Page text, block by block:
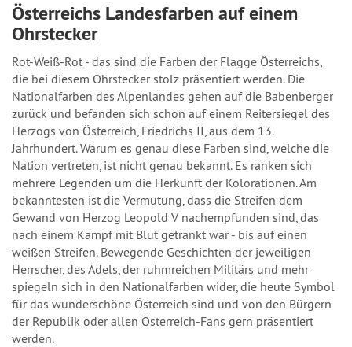
Österreichs Landesfarben auf einem
Ohrstecker
Rot-Weiß-Rot - das sind die Farben der Flagge Österreichs,
die bei diesem Ohrstecker stolz präsentiert werden. Die
Nationalfarben des Alpenlandes gehen auf die Babenberger
zurück und befanden sich schon auf einem Reitersiegel des
Herzogs von Österreich, Friedrichs II, aus dem 13.
Jahrhundert. Warum es genau diese Farben sind, welche die
Nation vertreten, ist nicht genau bekannt. Es ranken sich
mehrere Legenden um die Herkunft der Kolorationen. Am
bekanntesten ist die Vermutung, dass die Streifen dem
Gewand von Herzog Leopold V nachempfunden sind, das
nach einem Kampf mit Blut getränkt war - bis auf einen
weißen Streifen. Bewegende Geschichten der jeweiligen
Herrscher, des Adels, der ruhmreichen Militärs und mehr
spiegeln sich in den Nationalfarben wider, die heute Symbol
für das wunderschöne Österreich sind und von den Bürgern
der Republik oder allen Österreich-Fans gern präsentiert
werden.